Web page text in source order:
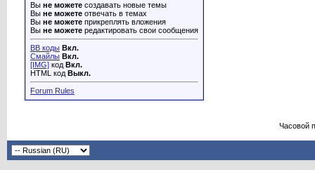
Вы не можете создавать новые темы
Вы не можете отвечать в темах
Вы не можете прикреплять вложения
Вы не можете редактировать свои сообщения
BB коды Вкл.
Смайлы Вкл.
[IMG] код Вкл.
HTML код Выкл.
Forum Rules
Часовой